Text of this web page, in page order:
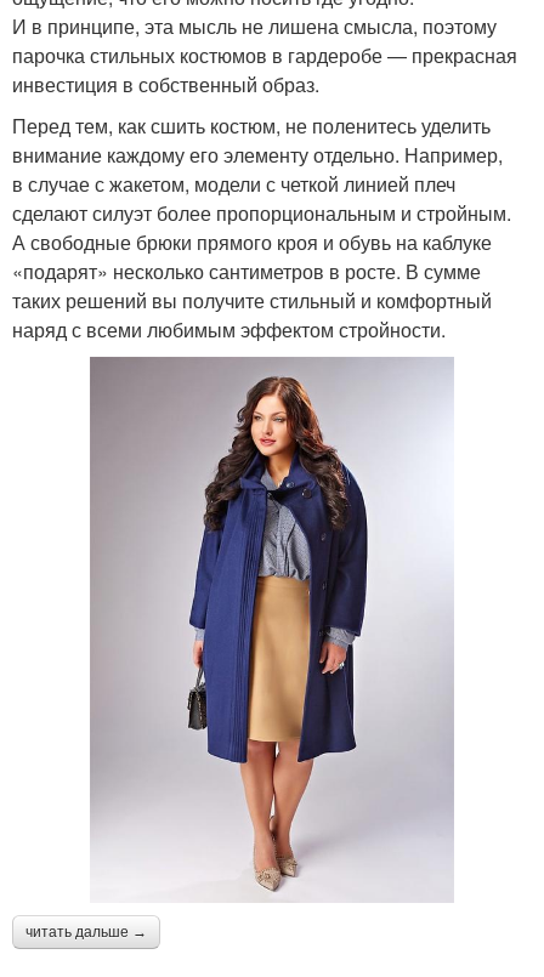
И в принципе, эта мысль не лишена смысла, поэтому
парочка стильных костюмов в гардеробе — прекрасная
инвестиция в собственный образ.
Перед тем, как сшить костюм, не поленитесь уделить
внимание каждому его элементу отдельно. Например,
в случае с жакетом, модели с четкой линией плеч
сделают силуэт более пропорциональным и стройным.
А свободные брюки прямого кроя и обувь на каблуке
«подарят» несколько сантиметров в росте. В сумме
таких решений вы получите стильный и комфортный
наряд с всеми любимым эффектом стройности.
читать дальше →